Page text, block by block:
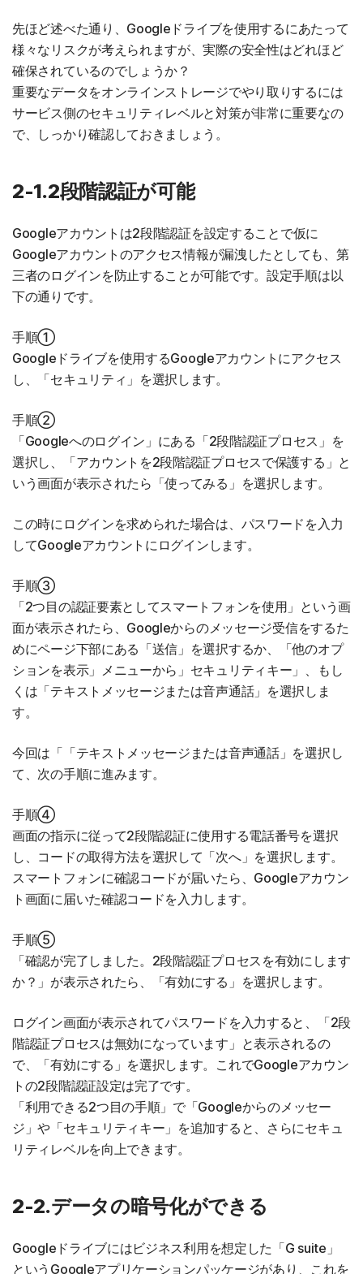
先ほど述べた通り、Googleドライブを使用するにあたって
様々なリスクが考えられますが、実際の安全性はどれほど
確保されているのでしょうか？
重要なデータをオンラインストレージでやり取りするには
サービス側のセキュリティレベルと対策が非常に重要なの
で、しっかり確認しておきましょう。
2-1.2段階認証が可能
Googleアカウントは2段階認証を設定することで仮に
Googleアカウントのアクセス情報が漏洩したとしても、第
三者のログインを防止することが可能です。設定手順は以
下の通りです。
手順①
Googleドライブを使用するGoogleアカウントにアクセス
し、「セキュリティ」を選択します。
手順②
「Googleへのログイン」にある「2段階認証プロセス」を
選択し、「アカウントを2段階認証プロセスで保護する」と
いう画面が表示されたら「使ってみる」を選択します。
この時にログインを求められた場合は、パスワードを入力
してGoogleアカウントにログインします。
手順③
「2つ目の認証要素としてスマートフォンを使用」という画
面が表示されたら、Googleからのメッセージ受信をするた
めにページ下部にある「送信」を選択するか、「他のオプ
ションを表示」メニューから」セキュリティキー」、もし
くは「テキストメッセージまたは音声通話」を選択しま
す。
今回は「「テキストメッセージまたは音声通話」を選択し
て、次の手順に進みます。
手順④
画面の指示に従って2段階認証に使用する電話番号を選択
し、コードの取得方法を選択して「次へ」を選択します。
スマートフォンに確認コードが届いたら、Googleアカウン
ト画面に届いた確認コードを入力します。
手順⑤
「確認が完了しました。2段階認証プロセスを有効にします
か？」が表示されたら、「有効にする」を選択します。
ログイン画面が表示されてパスワードを入力すると、「2段
階認証プロセスは無効になっています」と表示されるの
で、「有効にする」を選択します。これでGoogleアカウン
トの2段階認証設定は完了です。
「利用できる2つ目の手順」で「Googleからのメッセー
ジ」や「セキュリティキー」を追加すると、さらにセキュ
リティレベルを向上できます。
2-2.データの暗号化ができる
Googleドライブにはビジネス利用を想定した「G suite」
というGoogleアプリケーションパッケージがあり、これを